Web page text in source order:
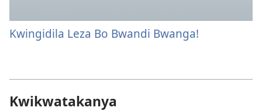
Kwingidila Leza Bo Bwandi Bwanga!
Kwikwatakanya